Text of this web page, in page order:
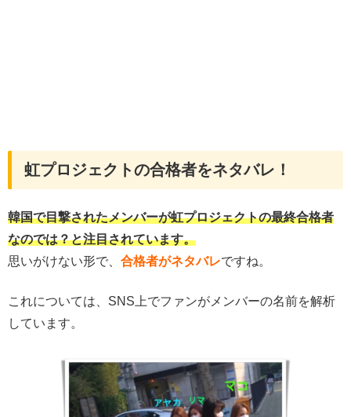
虹プロジェクトの合格者をネタバレ！
韓国で目撃されたメンバーが虹プロジェクトの最終合格者
なのでは？と注目されています。
思いがけない形で、 合格者がネタバレですね。
これについては、SNS上でファンがメンバーの名前を解析
しています。